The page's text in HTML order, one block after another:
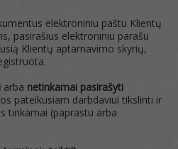
elektroniniu paštu Klientų
pasirašius elektroniniu parašu
Klientų aptarnavimo skyrių,
arba netinkamai pasirašyti
pateikusiam darbdaviui tikslinti ir
tinkamai (paprastu arba